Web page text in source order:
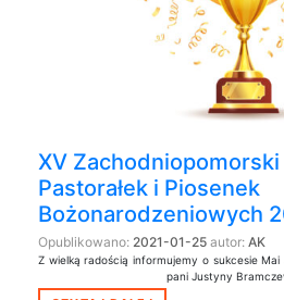
XV
Pastorałek i Piosenek
Bożonarodzeniowych
Opublikowano: 2021-01-25 autor: AK
Z wielką radością informujemy o sukcesie
pani Justyny